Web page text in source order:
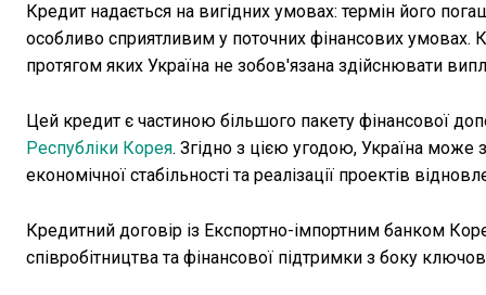
Кредит надається на вигідних умовах: термін його
особливо сприятливим у поточних фінансових умовах.
протягом яких Україна не зобов'язана здійснювати
Цей кредит є частиною більшого пакету фінансової
Республіки Корея. Згідно з цією угодою, Україна може
економічної стабільності та реалізації проектів
Кредитний договір із Експортно-імпортним банком
співробітництва та фінансової підтримки з боку